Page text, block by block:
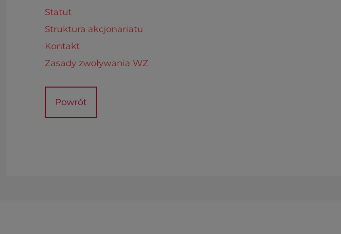
Statut
Struktura akcjonariatu
Kontakt
Zasady zwoływania WZ
Powrót